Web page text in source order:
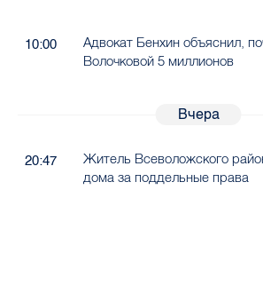
10:00
Адвокат Бенхин объяснил,
Волочковой 5 миллионов
Вчера
20:47
Житель Всеволожского
дома за поддельные права